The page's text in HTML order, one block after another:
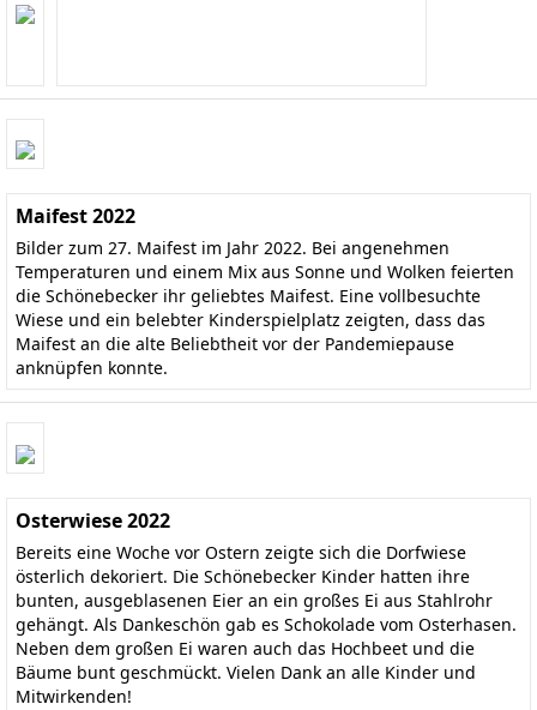
Maifest 2022
Bilder zum 27. Maifest im Jahr 2022. Bei angenehmen
Temperaturen und einem Mix aus Sonne und Wolken feierten
die Schönebecker ihr geliebtes Maifest. Eine vollbesuchte
Wiese und ein belebter Kinderspielplatz zeigten, dass das
Maifest an die alte Beliebtheit vor der Pandemiepause
anknüpfen konnte.
Osterwiese 2022
Bereits eine Woche vor Ostern zeigte sich die Dorfwiese
österlich dekoriert. Die Schönebecker Kinder hatten ihre
bunten, ausgeblasenen Eier an ein großes Ei aus Stahlrohr
gehängt. Als Dankeschön gab es Schokolade vom Osterhasen.
Neben dem großen Ei waren auch das Hochbeet und die
Bäume bunt geschmückt. Vielen Dank an alle Kinder und
Mitwirkenden!